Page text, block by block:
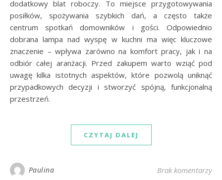
dodatkowy blat roboczy. To miejsce przygotowywania
posiłków, spożywania szybkich dań, a często także
centrum spotkań domowników i gości. Odpowiednio
dobrana lampa nad wyspę w kuchni ma więc kluczowe
znaczenie – wpływa zarówno na komfort pracy, jak i na
odbiór całej aranżacji. Przed zakupem warto wziąć pod
uwagę kilka istotnych aspektów, które pozwolą uniknąć
przypadkowych decyzji i stworzyć spójną, funkcjonalną
przestrzeń.
CZYTAJ DALEJ
Paulina Brak komentarzy